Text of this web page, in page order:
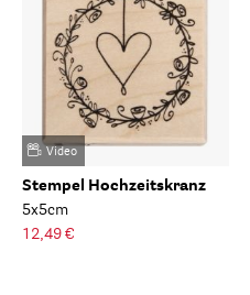
Video
Stempel Hochzeitskranz
5x5cm
12,49 €